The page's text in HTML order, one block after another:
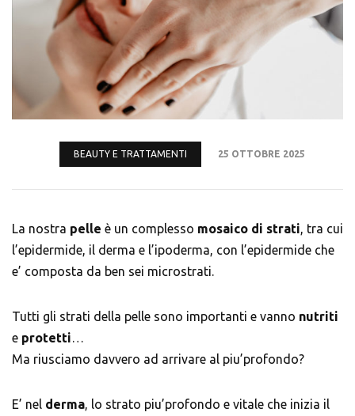
BEAUTY E TRATTAMENTI 25 OTTOBRE 2025
La nostra pelle è un complesso mosaico di strati , tra cui
l’epidermide, il derma e l’ipoderma, con l’epidermide che
e’ composta da ben sei microstrati.
Tutti gli strati della pelle sono importanti e vanno nutriti
e protetti
Ma riusciamo davvero ad arrivare al piu’profondo?
E’ nel derma , lo strato piu’profondo e vitale che inizia il